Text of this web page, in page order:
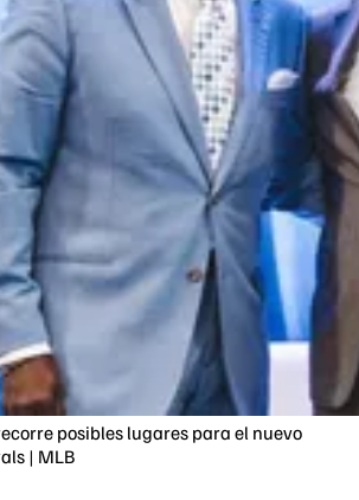
posibles lugares para el nuevo
| MLB